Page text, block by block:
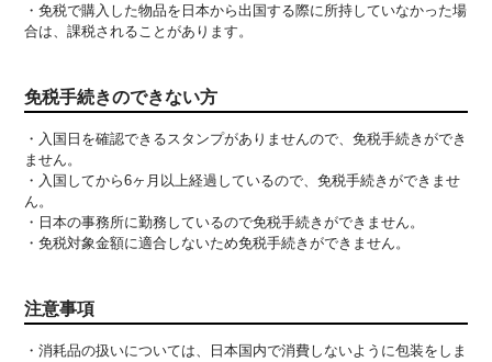
免税で購入した物品を日本から出国する際に所持していなかった場
合は、課税されることがあります。
免税手続きのできない方
入国日を確認できるスタンプがありませんので、免税手続きができ
ません。
入国してから6ヶ月以上経過しているので、免税手続きができませ
ん。
日本の事務所に勤務しているので免税手続きができません。
免税対象金額に適合しないため免税手続きができません。
注意事項
消耗品の扱いについては、日本国内で消費しないように包装をしま